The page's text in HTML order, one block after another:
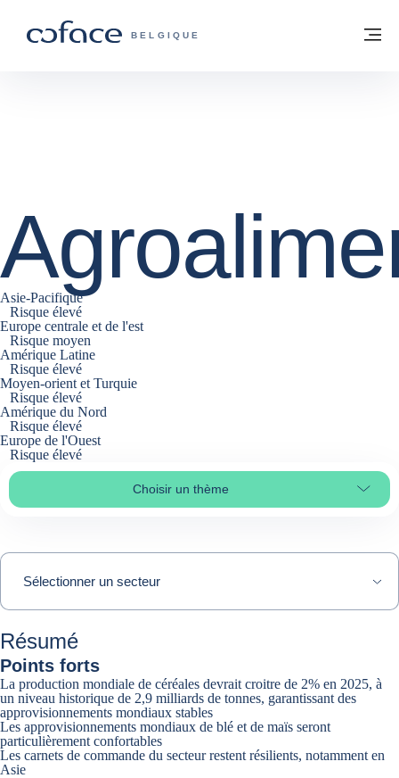
COFACE, FOR TRADE - PAGE
BELGIQUE
Retour à la page d'accueil
Asie-Pacifique
Risque élevé
Europe centrale et de l'est
Risque moyen
Amérique Latine
Risque élevé
Moyen-orient et Turquie
Risque élevé
Amérique du Nord
Risque élevé
Europe de l'Ouest
Risque élevé
Choisir un thèmeSelect page section
Sélectionner un secteur
Résumé
Points forts
La production mondiale de céréales devrait croitre de 2% en 2025, à
un niveau historique de 2,9 milliards de tonnes, garantissant des
approvisionnements mondiaux stables
Les approvisionnements mondiaux de blé et de maïs seront
particulièrement confortables
Les carnets de commande du secteur restent résilients, notamment en
Asie